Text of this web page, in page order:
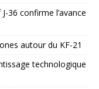
36 confirme l’avance
autour du KF-21
technologique